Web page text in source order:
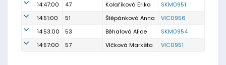
14:47:00 47 Kolaříková Erika
SKM0951
14:51:00
51 Štěpánková Anna
VIC0956
14:53:00
53 Běhalová Alice
SKM0954
14:57:00
57 Vlčková Markéta VIC0951